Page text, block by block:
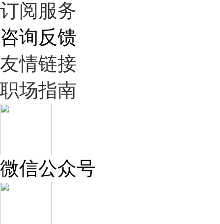
订阅服务
咨询反馈
友情链接
职场指南
微信公众号